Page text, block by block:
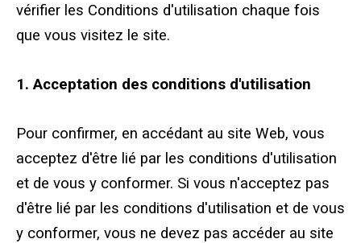
Galerie
Foire aux questions
Informations sur les brevets
vérifier les Conditions d'utilisation chaque fois
que vous visitez le site.
1. Acceptation des conditions d'utilisation
Pour confirmer, en accédant au site Web, vous
acceptez d'être lié par les conditions d'utilisation
et de vous y conformer. Si vous n'acceptez pas
d'être lié par les conditions d'utilisation et de vous
y conformer, vous ne devez pas accéder au site